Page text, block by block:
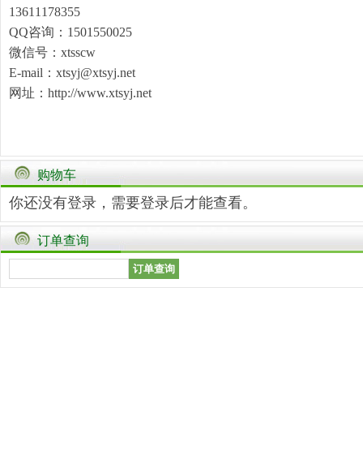
13611178355
QQ咨询：1501550025
微信号：xtsscw
E-mail：xtsyj@xtsyj.net
网址：http://www.xtsyj.net
购物车
你还没有登录，需要登录后才能查看。
订单查询